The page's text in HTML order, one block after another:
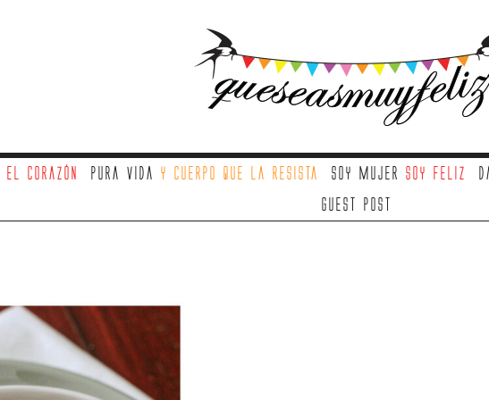
el corazón Pura vida y cuerpo que la resista Soy mujer soy feliz
Guest Post